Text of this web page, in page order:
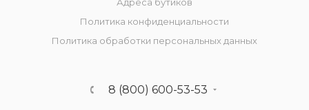
Политика конфиденциальности
Политика обработки персональных данных
8 (800) 600-53-53